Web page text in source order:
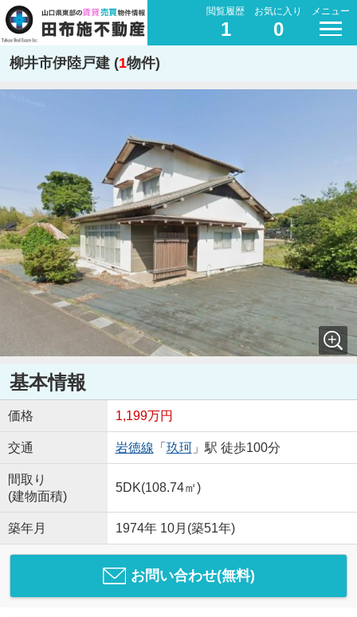
閲覧履歴
1
お気に入り
0
メニュー
柳井市伊陸戸建 (1物件)
基本情報
価格 1,199万円
交通 岩徳線 「 玖珂」駅 徒歩100分
間取り
(建物面積)
5DK(108.74㎡)
築年月 1974年 10月(築51年)
お問い合わせ(無料)